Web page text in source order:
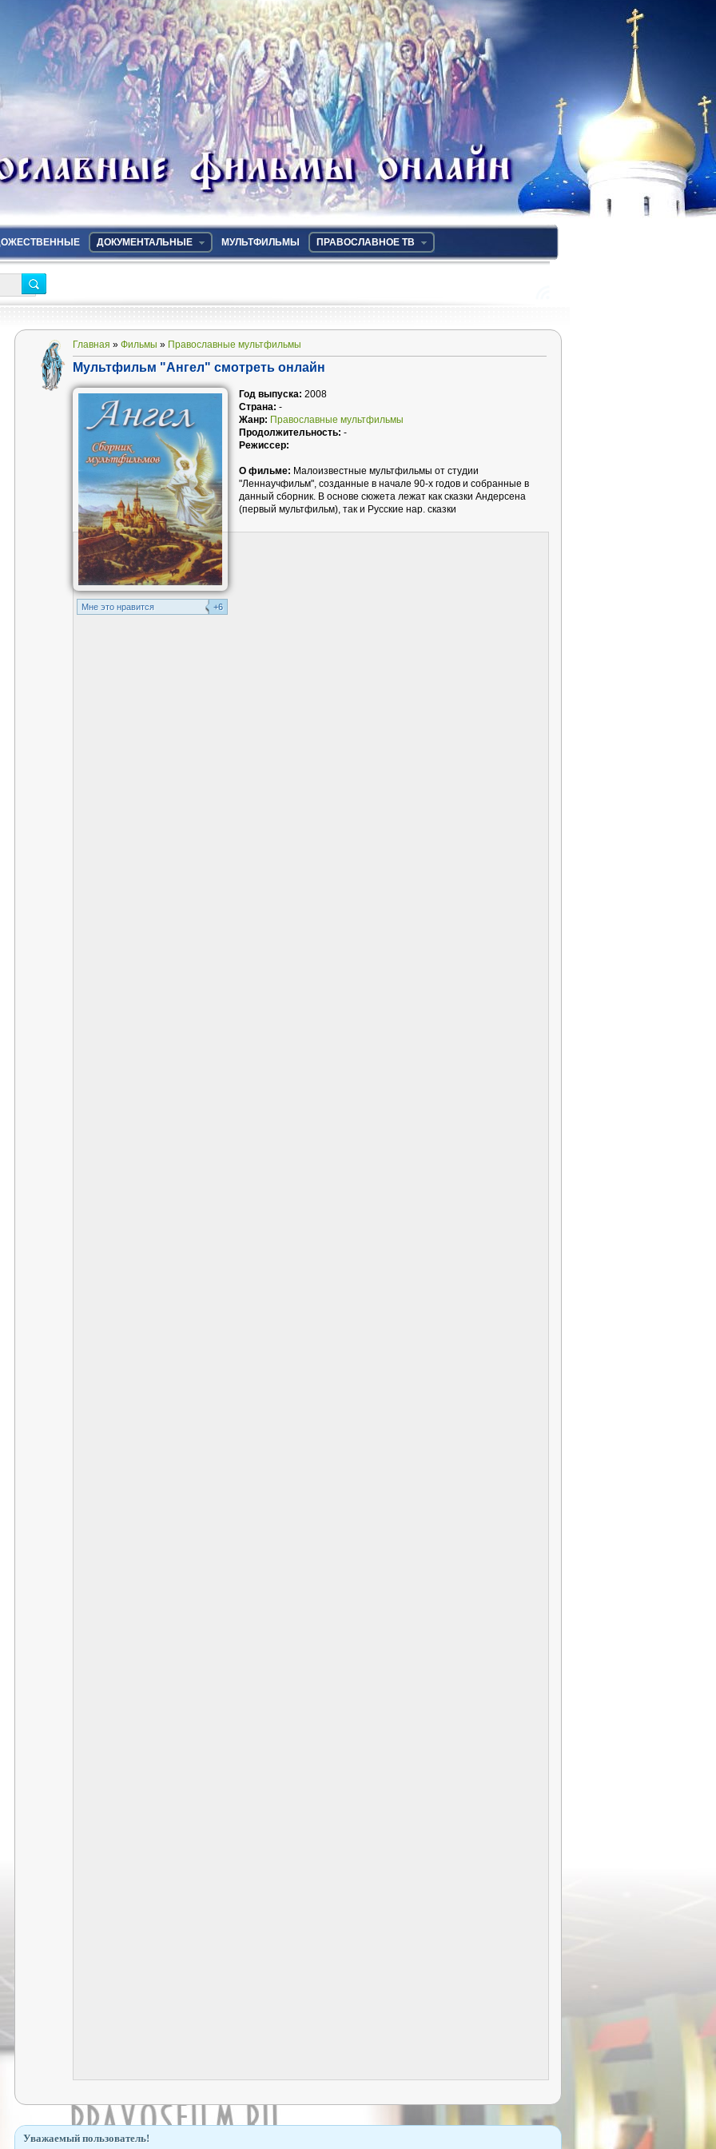
ДОКУМЕНТАЛЬНЫЕ МУЛЬТФИЛЬМЫ ПРАВОСЛАВНОЕ ТВ
Главная » Фильмы » Православные мультфильмы
Мультфильм "Ангел" смотреть онлайн
Mне это нравится +6
Год выпуска: 2008
Страна: -
Жанр: Православные мультфильмы
Продолжительность: -
Режиссер:
О фильме: Малоизвестные мультфильмы от студии
"Леннаучфильм", созданные в начале 90-х годов и собранные в
данный сборник. В основе сюжета лежат как сказки Андерсена
(первый мультфильм), так и Русские нар. сказки
Уважаемый пользователь!